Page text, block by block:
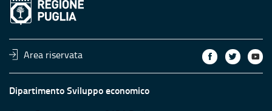
Area riservata
Dipartimento Sviluppo economico